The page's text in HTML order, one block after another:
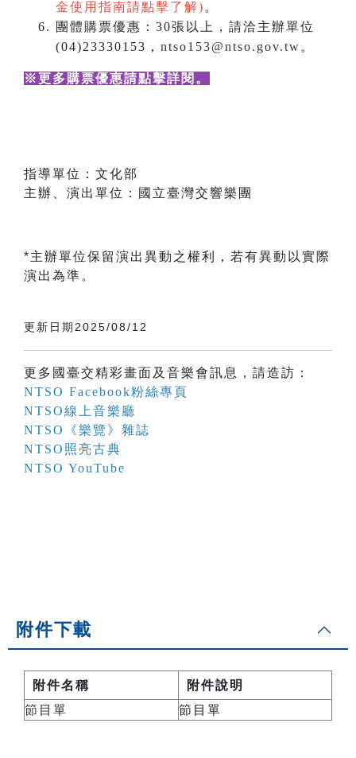
金使用指南請點擊了解) 。
團體購票優惠：30張以上，請洽主辦單位
(04)23330153， ntso153@ntso.gov.tw 。
※更多購票優惠請點擊詳閱 。
指導單位：文化部
主辦、演出單位：國立臺灣交響樂團
*主辦單位保留演出異動之權利，若有異動以實際
演出為準。
更新日期2025/08/12
更多國臺交精彩畫面及音樂會訊息，請造訪：
NTSO Facebook粉絲專頁
NTSO線上音樂廳
NTSO《樂覽》雜誌
NTSO照亮古典
NTSO YouTube
附件下載
附件名稱
附件說明
節目單
節目單